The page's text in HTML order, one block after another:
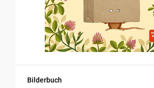
Bilderbuch